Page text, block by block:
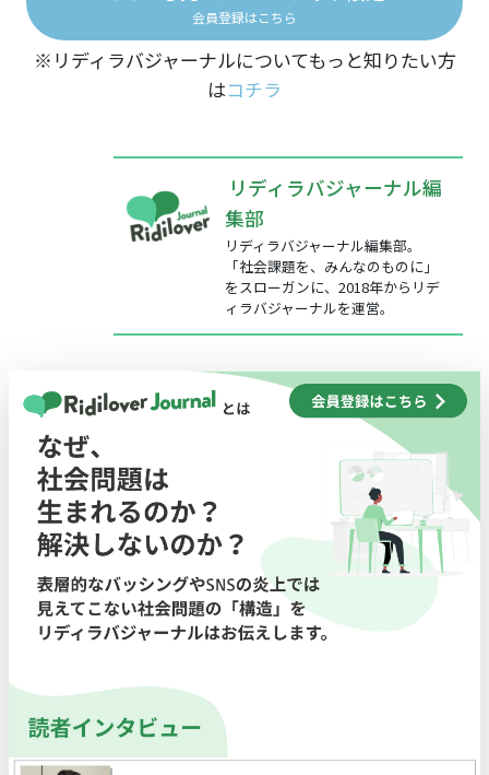
会員登録はこちら
※リディラバジャーナルについてもっと知りたい方
はコチラ
リディラバジャーナル編
集部
リディラバジャーナル編集部。
「社会課題を、みんなのものに」
をスローガンに、2018年からリデ
ィラバジャーナルを運営。